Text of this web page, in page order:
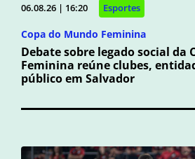
06.08.26 | 16:20 Esportes
Copa do Mundo Feminina
Debate sobre legado social da
Feminina reúne clubes,
público em Salvador